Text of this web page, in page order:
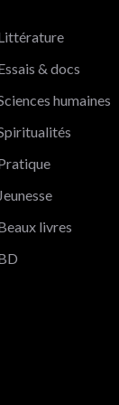
& docs
humaines
Jeunesse
livres